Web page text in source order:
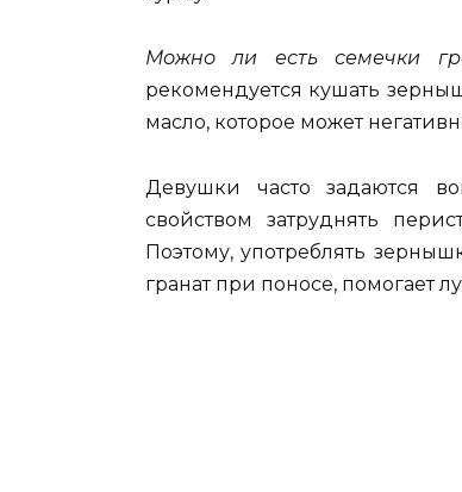
Можно ли есть семечки
рекомендуется кушать
масло, которое может
Девушки часто задаются
свойством затруднять
Поэтому, употреблять
гранат при поносе, помогает